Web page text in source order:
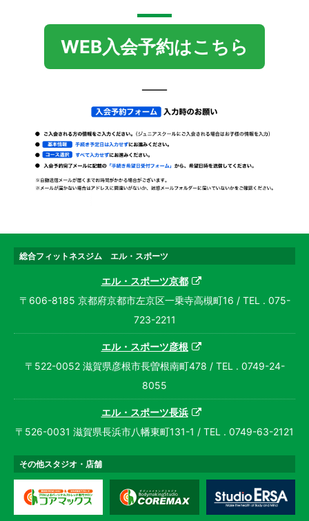
WEB入会予約はこちら
総合フィットネスジム エル・スポーツ
エル・スポーツ京都
〒606-8185 京都府京都市左京区一乗寺高槻町16 / TEL . 075-
723-2211
エル・スポーツ彦根
〒522-0052 滋賀県彦根市長曽根南町478 / TEL . 0749-24-
8055
エル・スポーツ長浜
〒526-0031 滋賀県長浜市八幡東町131-1 / TEL . 0749-63-2121
その他スタジオ・店舗